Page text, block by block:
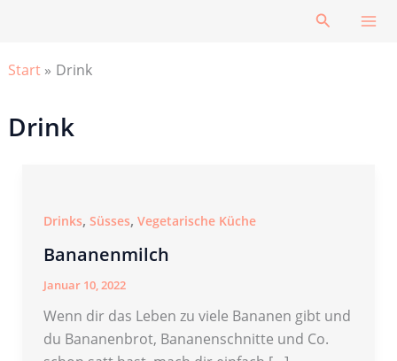
Suchen
Start Drink
Drink
Drinks, Süsses, Vegetarische Küche
Bananenmilch
Januar 10, 2022
Wenn dir das Leben zu viele Bananen gibt und
du Bananenbrot, Bananenschnitte und Co.